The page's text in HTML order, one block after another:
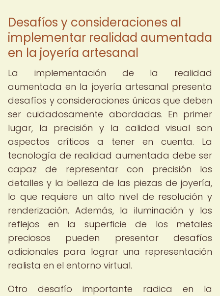
Desafíos y consideraciones al
implementar realidad aumentada
en la joyería artesanal
La implementación de la realidad
aumentada en la joyería artesanal presenta
desafíos y consideraciones únicas que deben
ser cuidadosamente abordadas. En primer
lugar, la precisión y la calidad visual son
aspectos críticos a tener en cuenta. La
tecnología de realidad aumentada debe ser
capaz de representar con precisión los
detalles y la belleza de las piezas de joyería,
lo que requiere un alto nivel de resolución y
renderización. Además, la iluminación y los
reflejos en la superficie de los metales
preciosos pueden presentar desafíos
adicionales para lograr una representación
realista en el entorno virtual.
Otro desafío importante radica en la